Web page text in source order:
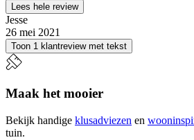
Lees hele review
Jesse
26 mei 2021
Toon 1 klantreview met tekst
Maak het mooier
Bekijk handige klusadviezen en
tuin.